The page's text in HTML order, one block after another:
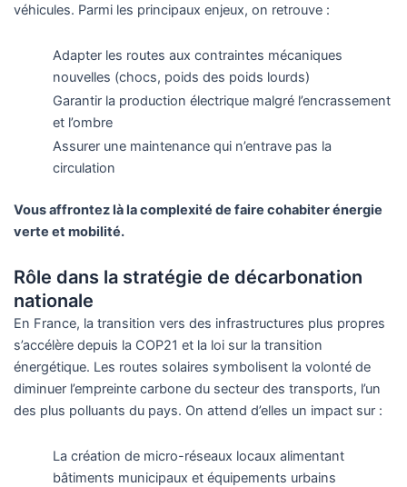
véhicules. Parmi les principaux enjeux, on retrouve :
Adapter les routes aux contraintes mécaniques
nouvelles (chocs, poids des poids lourds)
Garantir la production électrique malgré l’encrassement
et l’ombre
Assurer une maintenance qui n’entrave pas la
circulation
Vous affrontez là la complexité de faire cohabiter énergie
verte et mobilité.
Rôle dans la stratégie de décarbonation
nationale
En France, la transition vers des infrastructures plus propres
s’accélère depuis la COP21 et la loi sur la transition
énergétique. Les routes solaires symbolisent la volonté de
diminuer l’empreinte carbone du secteur des transports, l’un
des plus polluants du pays. On attend d’elles un impact sur :
La création de micro-réseaux locaux alimentant
bâtiments municipaux et équipements urbains